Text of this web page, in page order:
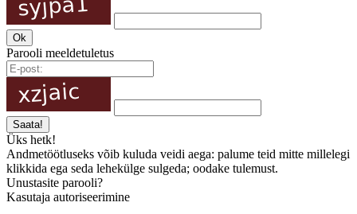
Parooli meeldetuletus
Üks hetk!
Andmetöötluseks võib kuluda veidi aega: palume teid mitte millelegi
klikkida ega seda lehekülge sulgeda; oodake tulemust.
Unustasite parooli?
Kasutaja autoriseerimine